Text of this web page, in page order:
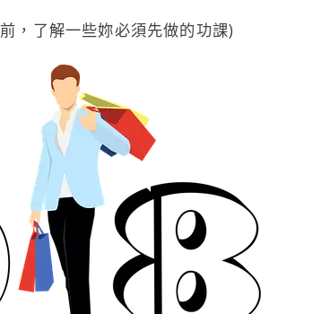
前，了解一些妳必須先做的功課)